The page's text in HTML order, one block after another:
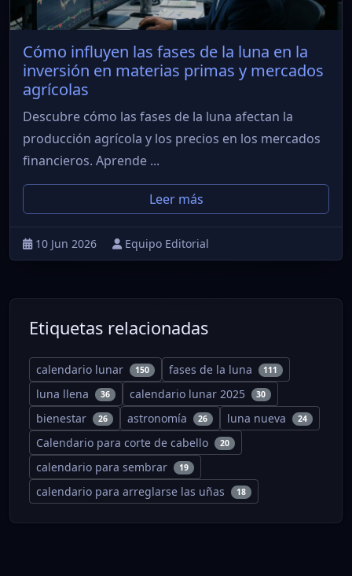
Cómo influyen las fases de la luna en la
inversión en materias primas y mercados
agrícolas
Descubre cómo las fases de la luna afectan la
producción agrícola y los precios en los mercados
financieros. Aprende ...
Leer más
10 Jun 2026 Equipo Editorial
Etiquetas relacionadas
calendario lunar 150 fases de la luna 111
luna llena 36 calendario lunar 2025 30
bienestar 26 astronomía 26 luna nueva 24
Calendario para corte de cabello 20
calendario para sembrar 19
calendario para arreglarse las uñas 18